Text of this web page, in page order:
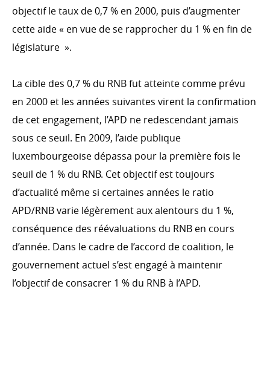
Coopération bilatérale
Coopération multilatérale
Finance inclusive et innovante, coopération avec le
secteur privé et la Recherche, Digital for Development
(D4D)
PRIORITÉS TRANSVERSALES
Environnement et changement climatique
Genre
Droits humains
objectif le taux de 0,7 % en 2000, puis d’augmenter
cette aide « en vue de se rapprocher du 1 % en fin de
législature ».
La cible des 0,7 % du RNB fut atteinte comme prévu
en 2000 et les années suivantes virent la confirmation
de cet engagement, l’APD ne redescendant jamais
sous ce seuil. En 2009, l’aide publique
luxembourgeoise dépassa pour la première fois le
seuil de 1 % du RNB. Cet objectif est toujours
d’actualité même si certaines années le ratio
APD/RNB varie légèrement aux alentours du 1 %,
conséquence des réévaluations du RNB en cours
d’année. Dans le cadre de l’accord de coalition, le
gouvernement actuel s’est engagé à maintenir
l’objectif de consacrer 1 % du RNB à l’APD.